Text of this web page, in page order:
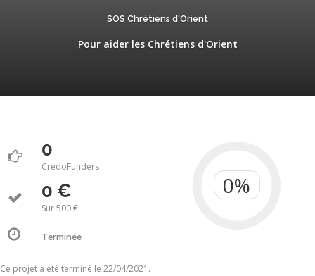
SOS Chrétiens d'Orient
Pour aider les Chrétiens d'Orient
0
CredoFunders
0 €
Sur 500 €
Terminée
Ce projet a été terminé le 22/04/2021.